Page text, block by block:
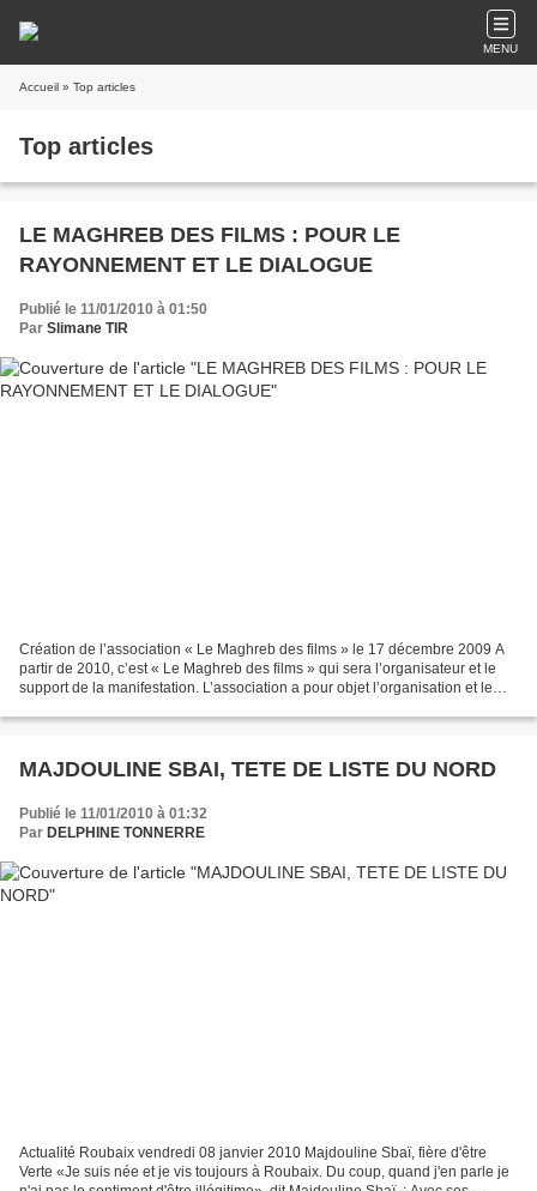
MENU
Accueil » Top articles
Top articles
LE MAGHREB DES FILMS : POUR LE
RAYONNEMENT ET LE DIALOGUE
Publié le 11/01/2010 à 01:50
Par Slimane TIR
Création de l’association « Le Maghreb des films » le 17 décembre 2009 A
partir de 2010, c’est « Le Maghreb des films » qui sera l’organisateur et le
support de la manifestation. L’association a pour objet l’organisation et le
MAJDOULINE SBAI, TETE DE LISTE DU NORD
Publié le 11/01/2010 à 01:32
Par DELPHINE TONNERRE
Actualité Roubaix vendredi 08 janvier 2010 Majdouline Sbaï, fière d'être
Verte «Je suis née et je vis toujours à Roubaix. Du coup, quand j'en parle je